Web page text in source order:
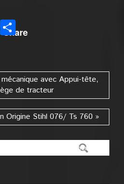
SharePartager
avec Appui-tête,
de tracteur
Origine Stihl 076/ Ts 760 »